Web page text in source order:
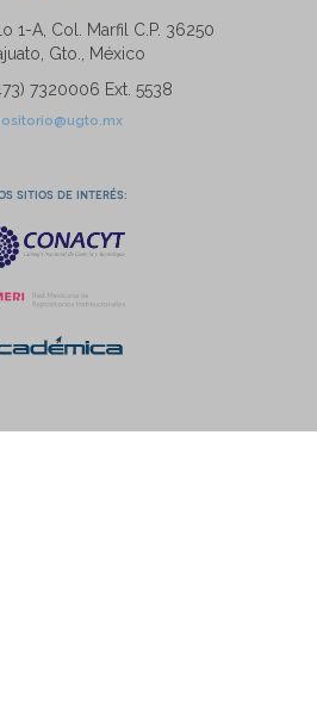
1-A, Col. Marfil C.P. 36250
Gto., México
7320006 Ext. 5538
sitios de interés: